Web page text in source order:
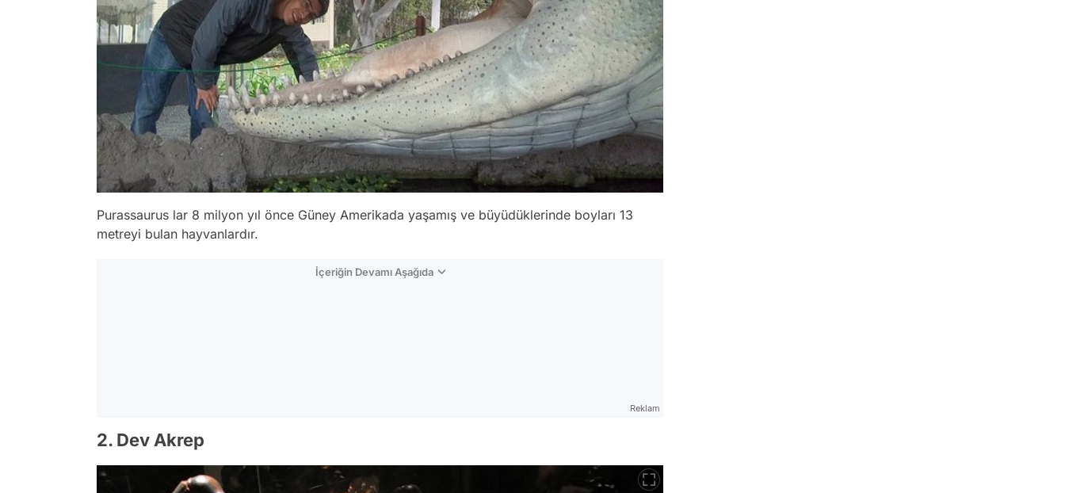
Purassaurus lar 8 milyon yıl önce Güney Amerikada yaşamış ve büyüdüklerinde boyları 13
metreyi bulan hayvanlardır.
İçeriğin Devamı Aşağıda
Reklam
2. Dev Akrep